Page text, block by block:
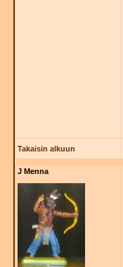
Takaisin alkuun
J Menna